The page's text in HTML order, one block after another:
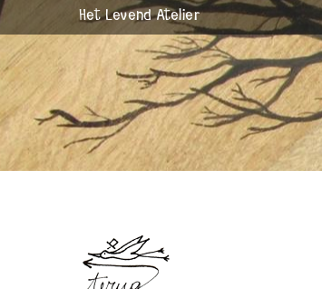
Het Levend Atelier